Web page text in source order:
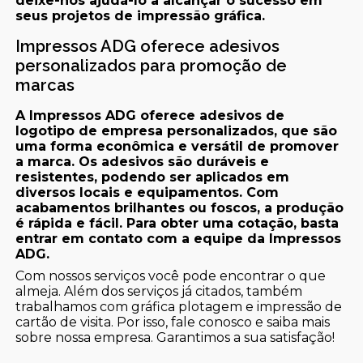
seus projetos de impressão gráfica.
Impressos ADG oferece adesivos
personalizados para promoção de
marcas
A Impressos ADG oferece adesivos de
logotipo de empresa personalizados, que são
uma forma econômica e versátil de promover
a marca. Os adesivos são duráveis e
resistentes, podendo ser aplicados em
diversos locais e equipamentos. Com
acabamentos brilhantes ou foscos, a produção
é rápida e fácil. Para obter uma cotação, basta
entrar em contato com a equipe da Impressos
ADG.
Com nossos serviços você pode encontrar o que
almeja. Além dos serviços já citados, também
trabalhamos com gráfica plotagem e impressão de
cartão de visita. Por isso, fale conosco e saiba mais
sobre nossa empresa. Garantimos a sua satisfação!